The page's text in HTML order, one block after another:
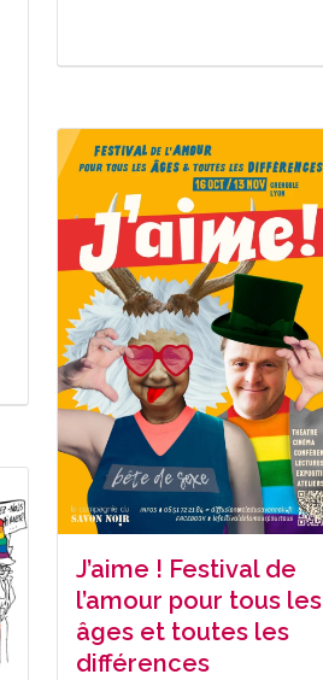
J’aime ! Festival de
l’amour pour tous les
âges et toutes les
différences